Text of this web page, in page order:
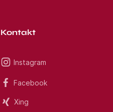
Kontakt
Instagram
Facebook
Xing